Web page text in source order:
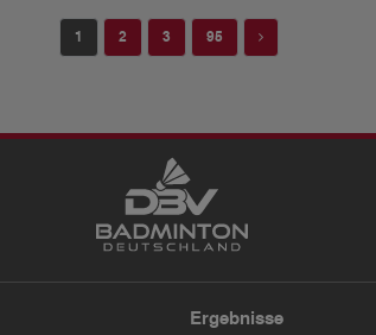
1 2 3 95 Next
Ergebnisse